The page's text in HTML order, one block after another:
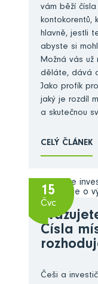
vám běží čísla
kontokorentů,
hlavně, jestli
abyste si
Možná vás
děláte, dává
Jako profík
jaký je rozdíl
a skutečnou
CELÝ ČLÁNEK
15
Čvc
Čísla
Češi a